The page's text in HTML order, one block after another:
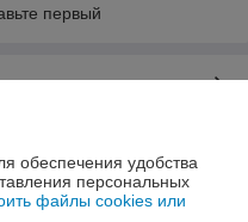
первый
обеспечения удобства
персональных
файлы cookies или